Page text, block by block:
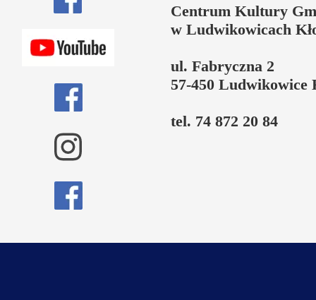
Centrum Kultury
w Ludwikowicach
ul. Fabryczna 2
57-450 Ludwikowice
tel. 74 872 20 84